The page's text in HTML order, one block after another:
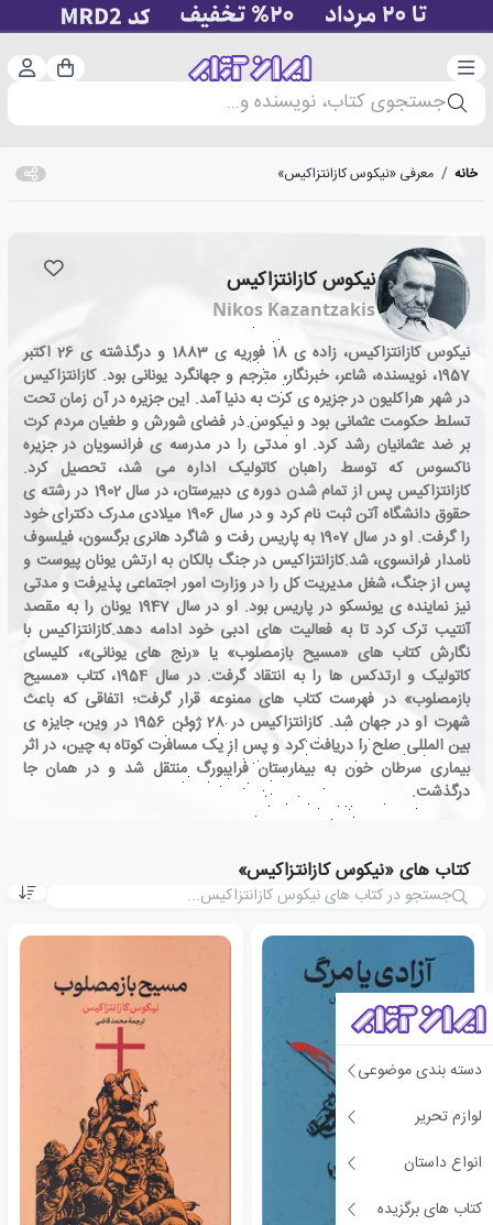
دسته‌بندی سبد
جستجوی کتاب، نویسنده و...
دسته بندی موضوعی
لوازم تحریر
انواع داستان
کتاب های برگزیده
خانه / معرفی «نیکوس کازانتزاکیس»
نیکوس کازانتزاکیس
Nikos Kazantzakis
نیکوس کازانتزاکیس، زاده ی 18 فوریه ی 1883 و درگذشته ی 26 اکتبر
1957، نویسنده، شاعر، خبرنگار، مترجم و جهانگرد یونانی بود. کازانتزاکیس
در شهر هراکلیون در جزیره ی کرت به دنیا آمد. این جزیره در آن زمان تحت
تسلط حکومت عثمانی بود و نیکوس در فضای شورش و طغیان مردم کرت
بر ضد عثمانیان رشد کرد. او مدتی را در مدرسه ی فرانسویان در جزیره
ناکسوس که توسط راهبان کاتولیک اداره می شد، تحصیل کرد.
کازانتزاکیس پس از تمام شدن دوره ی دبیرستان، در سال 1902 در رشته ی
حقوق دانشگاه آتن ثبت نام کرد و در سال 1906 میلادی مدرک دکترای خود
را گرفت. او در سال 1907 به پاریس رفت و شاگرد هانری برگسون، فیلسوف
نامدار فرانسوی، شد.کازانتزاکیس در جنگ بالکان به ارتش یونان پیوست و
پس از جنگ، شغل مدیریت کل را در وزارت امور اجتماعی پذیرفت و مدتی
نیز نماینده ی یونسکو در پاریس بود. او در سال 1947 یونان را به مقصد
آنتیب ترک کرد تا به فعالیت های ادبی خود ادامه دهد.کازانتزاکیس با
نگارش کتاب های «مسیح بازمصلوب» یا «رنج های یونانی»، کلیسای
کاتولیک و ارتدکس ها را به انتقاد گرفت. در سال 1954، کتاب «مسیح
بازمصلوب» در فهرست کتاب های ممنوعه قرار گرفت؛ اتفاقی که باعث
شهرت او در جهان شد. کازانتزاکیس در 28 ژوئن 1956 در وین، جایزه ی
بین المللی صلح را دریافت کرد و پس از یک مسافرت کوتاه به چین، در اثر
بیماری سرطان خون به بیمارستان فرایبورگ منتقل شد و در همان جا
درگذشت.
کتاب های «نیکوس کازانتزاکیس»